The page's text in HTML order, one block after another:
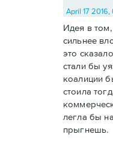
April 17
Идея в
сильнее
это
стали бы
коалиции
стоила
легла бы
прыгнешь.